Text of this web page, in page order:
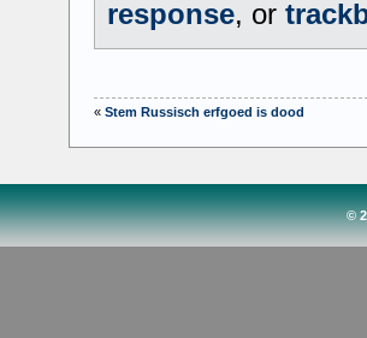
response, or
« Stem Russisch erfgoed is dood
©